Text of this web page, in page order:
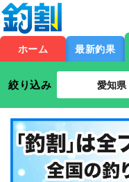
ホーム 最新釣果
絞り込み 愛知県